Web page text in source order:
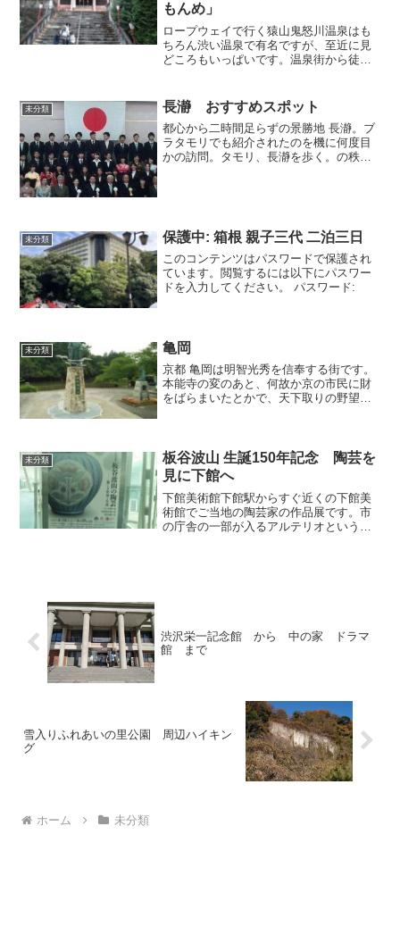
もんめ」
ロープウェイで行く猿山鬼怒川温泉はも
ちろん渋い温泉で有名ですが、至近に見
どころもいっぱいです。温泉街から徒歩
イ乗り場の横の温泉神社にまずはお参り
して、おんせんさんろく
未分類 長瀞 おすすめスポット
都心から二時間足らずの景勝地 長瀞。ブ
ラタモリでも紹介されたのを機に何度目
かの訪問。タモリ、長瀞を歩く。の秩父
未分類 保護中: 箱根 親子三代 二泊三日
このコンテンツはパスワードで保護され
ています。閲覧するには以下にパスワー
ドを入力してください。 パスワード:
未分類 亀岡
京都 亀岡は明智光秀を信奉する街です。
本能寺の変のあと、何故か京の市民に財
をばらまいたとかで、天下取りの野望も
道が続きます。亀山城址
未分類
板谷波山 生誕150年記念 陶芸を
見に下館へ
下館美術館下館駅からすぐ近くの下館美
術館でご当地の陶芸家の作品展です。市
の庁舎の一部が入るアルテリオという建
渋沢栄一記念館 から 中の家 ドラマ
館 まで
雪入りふれあいの里公園 周辺ハイキン
グ
ホーム 未分類